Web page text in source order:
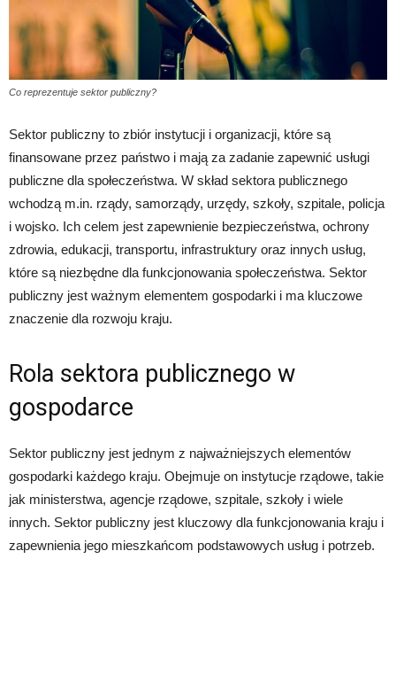
Co reprezentuje sektor publiczny?
Sektor publiczny to zbiór instytucji i organizacji, które są
finansowane przez państwo i mają za zadanie zapewnić usługi
publiczne dla społeczeństwa. W skład sektora publicznego
wchodzą m.in. rządy, samorządy, urzędy, szkoły, szpitale, policja
i wojsko. Ich celem jest zapewnienie bezpieczeństwa, ochrony
zdrowia, edukacji, transportu, infrastruktury oraz innych usług,
które są niezbędne dla funkcjonowania społeczeństwa. Sektor
publiczny jest ważnym elementem gospodarki i ma kluczowe
znaczenie dla rozwoju kraju.
Rola sektora publicznego w
gospodarce
Sektor publiczny jest jednym z najważniejszych elementów
gospodarki każdego kraju. Obejmuje on instytucje rządowe, takie
jak ministerstwa, agencje rządowe, szpitale, szkoły i wiele
innych. Sektor publiczny jest kluczowy dla funkcjonowania kraju i
zapewnienia jego mieszkańcom podstawowych usług i potrzeb.